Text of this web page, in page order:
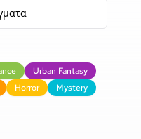
Urban Fantasy
Horror Mystery